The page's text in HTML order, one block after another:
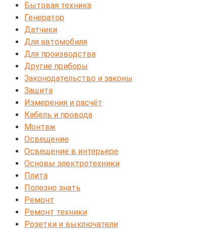
Бытовая техника
Генератор
Датчики
Для автомобиля
Для производства
Другие приборы
Законодательство и законы
Защита
Измерения и расчёт
Кабель и провода
Монтаж
Освещение
Освещение в интерьере
Основы электротехники
Плита
Полезно знать
Ремонт
Ремонт техники
Розетки и выключатели